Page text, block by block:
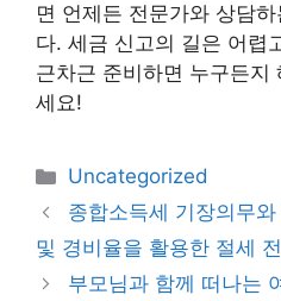
면 언제든 전문가와 상담
다. 세금 신고의 길은 어렵
근차근 준비하면 누구든지
세요!
카
테
리
Uncategorized
종합소득세 기장의무
및 경비율을 활용한 절세
부모님과 함께 떠나는